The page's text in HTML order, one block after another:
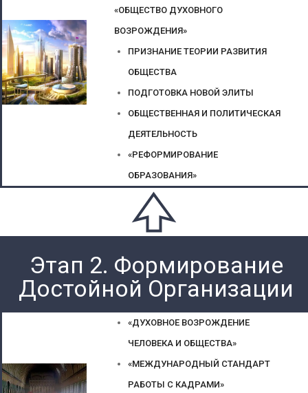
«ОБЩЕСТВО ДУХОВНОГО
ВОЗРОЖДЕНИЯ»
ПРИЗНАНИЕ ТЕОРИИ РАЗВИТИЯ
ОБЩЕСТВА
ПОДГОТОВКА НОВОЙ ЭЛИТЫ
ОБЩЕСТВЕННАЯ И ПОЛИТИЧЕСКАЯ
ДЕЯТЕЛЬНОСТЬ
«РЕФОРМИРОВАНИЕ
ОБРАЗОВАНИЯ»
Этап 2. Формирование
Достойной Организации
«ДУХОВНОЕ ВОЗРОЖДЕНИЕ
ЧЕЛОВЕКА И ОБЩЕСТВА»
«МЕЖДУНАРОДНЫЙ СТАНДАРТ
РАБОТЫ С КАДРАМИ»